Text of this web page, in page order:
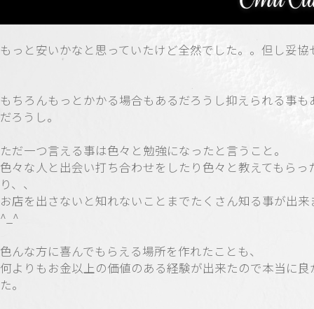
もっと安いかなと思っていたけど全然でした。。但し妥協
もちろんもっとかかる場合もあるだろうし抑えられる事も
だろうし。
ただ一つ言える事は色々と勉強になったと言うこと。
色々な人と出会い打ち合わせをしたり色々と教えてもらっ
り、、
お店を出さないと知れないことまでたくさん知る事が出来
^_^
色んな方に喜んでもらえる場所を作れたことも、
何よりもお金以上の価値のある経験が出来たので本当に良
た。